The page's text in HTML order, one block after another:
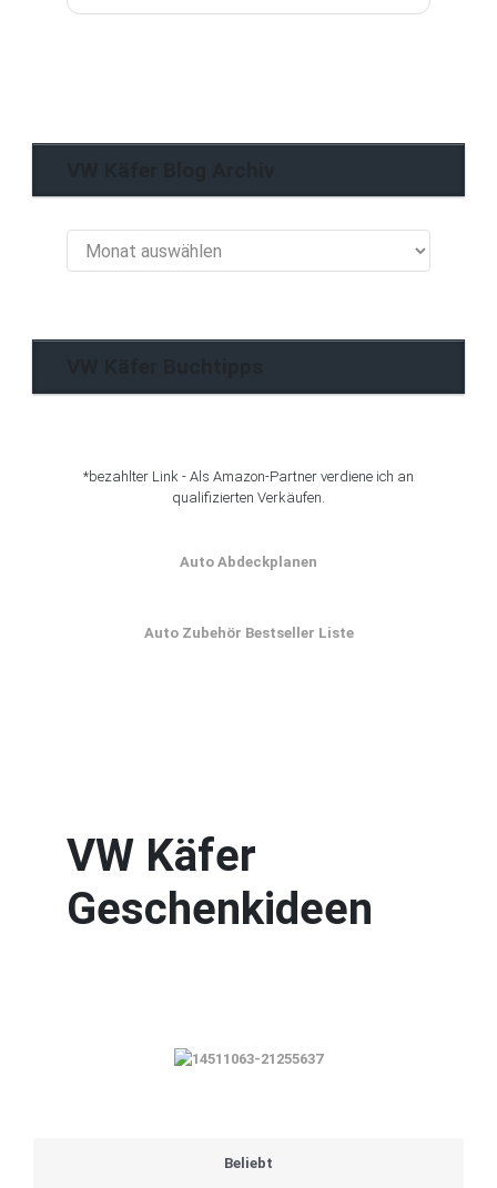
Käfer
*bezahlter Link - Als Amazon-Partner verdiene ich an
qualifizierten Verkäufen.
Auto Abdeckplanen
Auto Zubehör Bestseller Liste
VW Käfer
Geschenkideen
Beliebt